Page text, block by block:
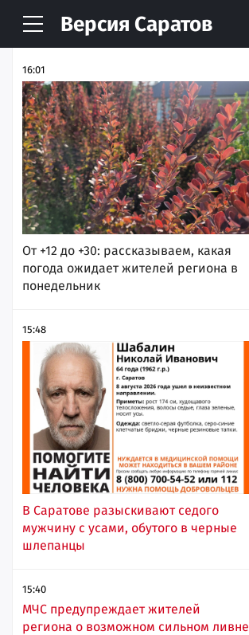
Версия Саратов
НОВОСТИ АРХИВ
16:01
От +12 до +30: рассказываем, какая
погода ожидает жителей региона в
понедельник
15:48
В Саратове разыскивают седого
мужчину с усами, обутого в черные
шлепанцы
15:40
МЧС предупреждает жителей
региона о возможном сильном ливне